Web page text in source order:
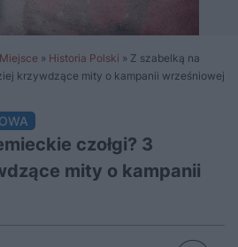
Miejsce » Historia Polski » Z szabelką na
krzywdzące mity o kampanii wrześniowej
czołgi? 3
mity o kampanii